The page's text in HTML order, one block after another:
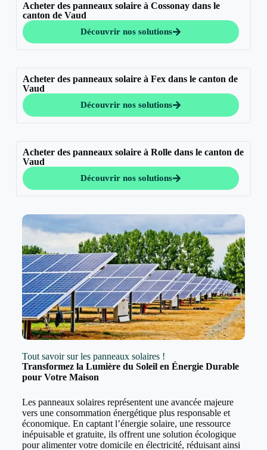
Acheter des panneaux solaire à Cossonay dans le
canton de Vaud
Découvrir nos solutions
Acheter des panneaux solaire à Fex dans le canton de
Vaud
Découvrir nos solutions
Acheter des panneaux solaire à Rolle dans le canton de
Vaud
Découvrir nos solutions
Tout savoir sur les panneaux solaires !
Transformez la Lumière du Soleil en Énergie Durable
pour Votre Maison
Les panneaux solaires représentent une avancée majeure
vers une consommation énergétique plus responsable et
économique. En captant l’énergie solaire, une ressource
inépuisable et gratuite, ils offrent une solution écologique
pour alimenter votre domicile en électricité, réduisant ainsi